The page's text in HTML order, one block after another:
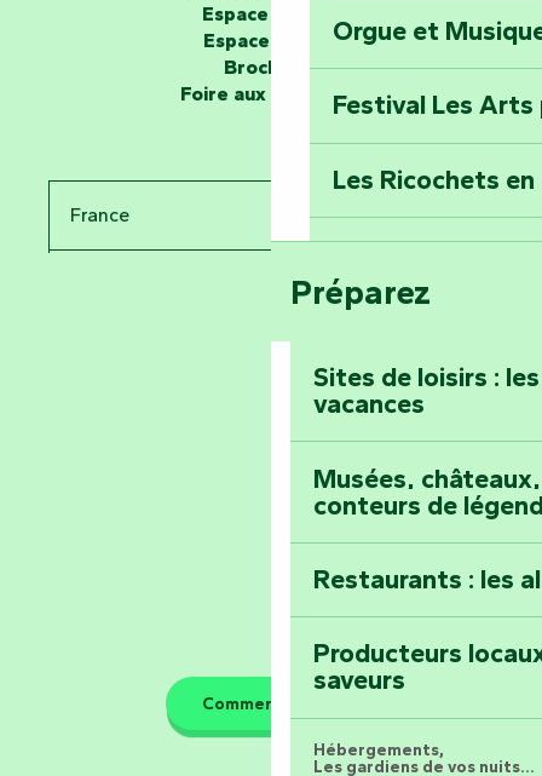
Partez en
Voyagez dans le
Maillezais
Montez au
Orgue et
Festival Les Arts
Les Ricochets
Tout l'agenda
Préparez
Sites de loisirs :
vacances
Musées,
conteurs de
Restaurants : les
Producteurs
saveurs
Hébergements,
Les gardiens de vos nuits...
Espace groupe
Espace presse
Brochures
Foire aux questions
France
Comment venir ?